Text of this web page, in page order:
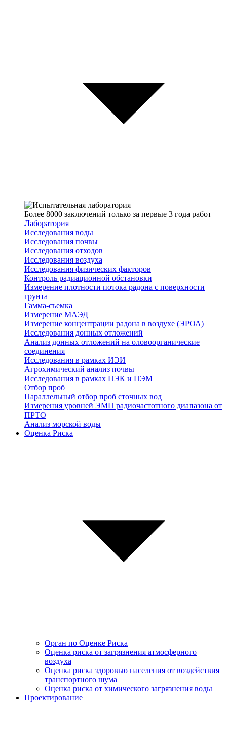
Более 8000 заключений только за первые 3 года работ
Лаборатория
Исследования воды
Исследования почвы
Исследования отходов
Исследования воздуха
Исследования физических факторов
Контроль радиационной обстановки
Измерение плотности потока радона с поверхности
грунта
Гамма-съемка
Измерение МАЭД
Измерение концентрации радона в воздухе (ЭРОА)
Исследования донных отложений
Анализ донных отложений на оловоорганические
соединения
Исследования в рамках ИЭИ
Агрохимический анализ почвы
Исследования в рамках ПЭК и ПЭМ
Отбор проб
Параллельный отбор проб сточных вод
Измерения уровней ЭМП радиочастотного диапазона от
ПРТО
Анализ морской воды
Оценка Риска
Орган по Оценке Риска
Оценка риска от загрязнения атмосферного
воздуха
Оценка риска здоровью населения от воздействия
транспортного шума
Оценка риска от химического загрязнения воды
Проектирование